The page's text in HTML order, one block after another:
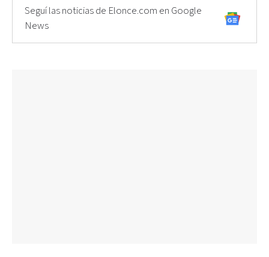
Seguí las noticias de Elonce.com en Google
News